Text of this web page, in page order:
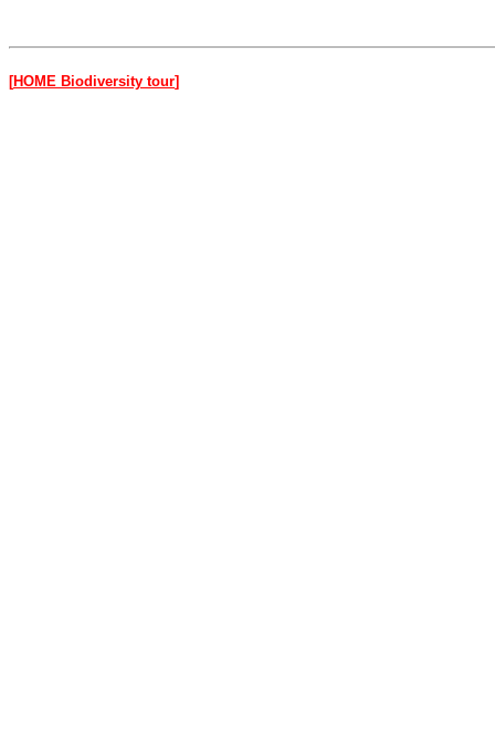
[HOME Biodiversity tour]